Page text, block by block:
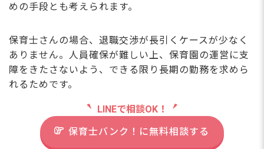
めの手段とも考えられます。
保育士さんの場合、退職交渉が長引くケースが少なく
ありません。人員確保が難しい上、保育園の運営に支
障をきたさないよう、できる限り長期の勤務を求めら
れるためです。
LINEで相談OK！
保育士バンク！に無料相談する